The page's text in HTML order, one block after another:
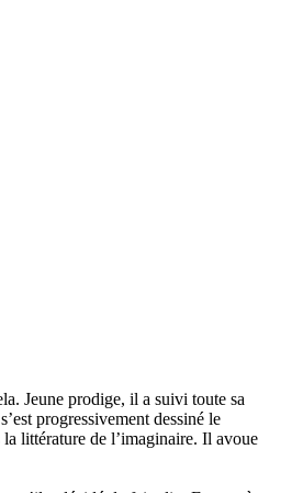
Jeune prodige, il a suivi toute sa
progressivement dessiné le
littérature de l’imaginaire. Il avoue